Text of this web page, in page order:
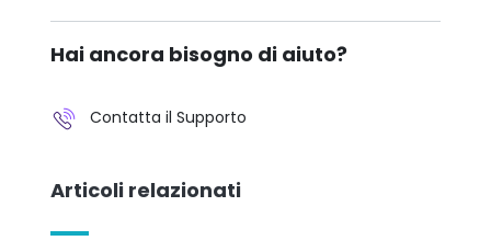
Hai ancora bisogno di aiuto?
Contatta il Supporto
Articoli relazionati